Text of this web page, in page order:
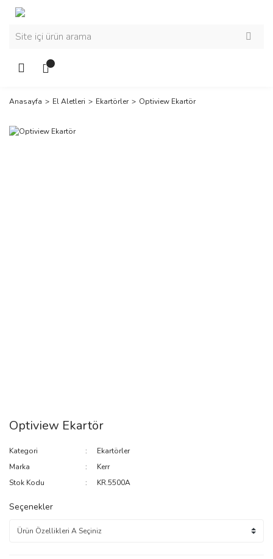
Anasayfa El Aletleri Ekartörler Optiview Ekartör
Optiview Ekartör
Kategori
Ekartörler
Marka
Kerr
Stok Kodu
KR.5500A
Seçenekler